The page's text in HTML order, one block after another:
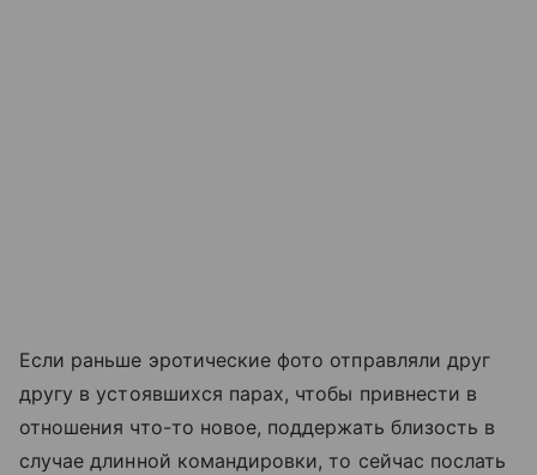
Если раньше эротические фото отправляли друг
другу в устоявшихся парах, чтобы привнести в
отношения что-то новое, поддержать близость в
случае длинной командировки, то сейчас послать